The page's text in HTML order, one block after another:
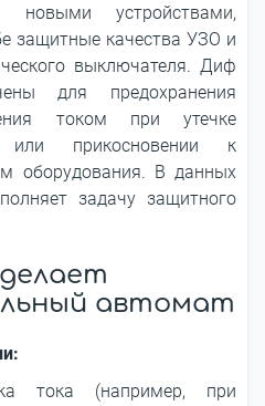
новыми устройствами,
защитные качества УЗО и
выключателя. Диф
для предохранения
током при утечке
или прикосновении к
оборудования. В данных
задачу защитного
автомат
тока (например, при